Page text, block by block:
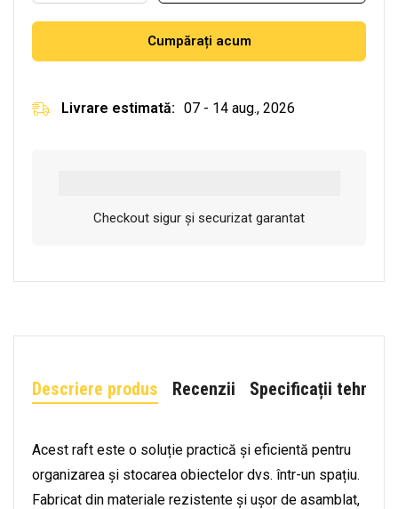
Cumpărați acum
Livrare estimată: 07 - 14 aug., 2026
Checkout sigur și securizat garantat
Descriere produs Recenzii Specificații tehnice
Acest raft este o soluție practică și eficientă pentru
organizarea și stocarea obiectelor dvs. într-un spațiu.
Fabricat din materiale rezistente și ușor de asamblat,